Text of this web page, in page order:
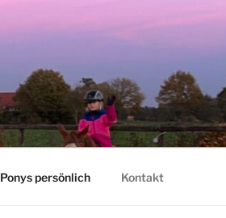
Ponys persönlich Kontakt